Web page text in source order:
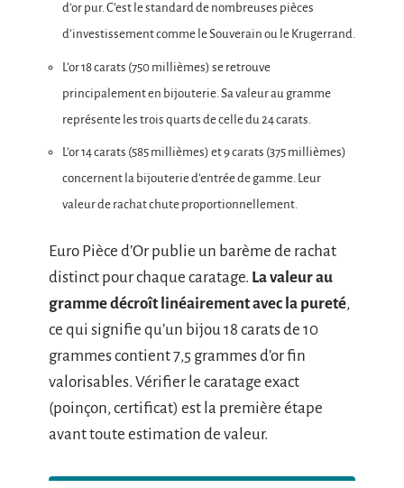
d’or pur. C’est le standard de nombreuses pièces
d’investissement comme le Souverain ou le Krugerrand.
L’or 18 carats (750 millièmes) se retrouve
principalement en bijouterie. Sa valeur au gramme
représente les trois quarts de celle du 24 carats.
L’or 14 carats (585 millièmes) et 9 carats (375 millièmes)
concernent la bijouterie d’entrée de gamme. Leur
valeur de rachat chute proportionnellement.
Euro Pièce d’Or publie un barème de rachat
distinct pour chaque caratage. La valeur au
gramme décroît linéairement avec la pureté,
ce qui signifie qu’un bijou 18 carats de 10
grammes contient 7,5 grammes d’or fin
valorisables. Vérifier le caratage exact
(poinçon, certificat) est la première étape
avant toute estimation de valeur.